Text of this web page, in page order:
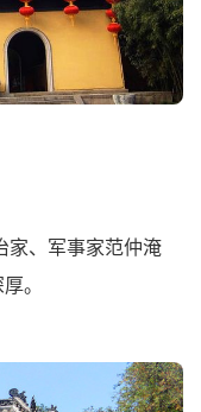
家、军事家范仲淹
。